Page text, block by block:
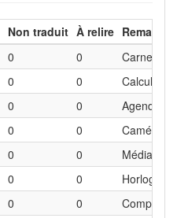
Non traduit À relire
0 0
Carnet
0 0
0 0
Agenda
0 0
Caméra
0 0
Médias
0 0
Horloge
0 0